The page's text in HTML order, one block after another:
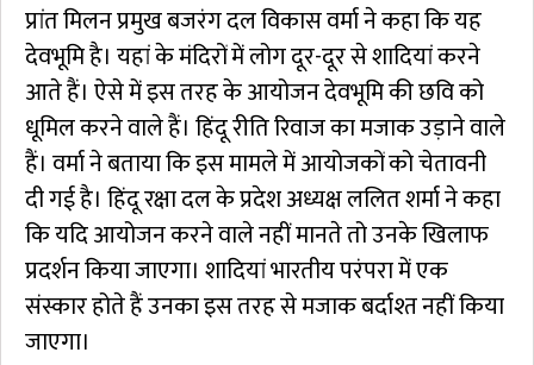
प्रांत मिलन प्रमुख बजरंग दल विकास वर्मा ने कहा कि यह
देवभूमि है। यहां के मंदिरों में लोग दूर-दूर से शादियां करने
आते हैं। ऐसे में इस तरह के आयोजन देवभूमि की छवि को
धूमिल करने वाले हैं। हिंदू रीति रिवाज का मजाक उड़ाने वाले
हैं। वर्मा ने बताया कि इस मामले में आयोजकों को चेतावनी
दी गई है। हिंदू रक्षा दल के प्रदेश अध्यक्ष ललित शर्मा ने कहा
कि यदि आयोजन करने वाले नहीं मानते तो उनके खिलाफ
प्रदर्शन किया जाएगा। शादियां भारतीय परंपरा में एक
संस्कार होते हैं उनका इस तरह से मजाक बर्दाश्त नहीं किया
जाएगा।